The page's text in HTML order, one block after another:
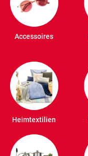
Accessoires
Heimtextilien